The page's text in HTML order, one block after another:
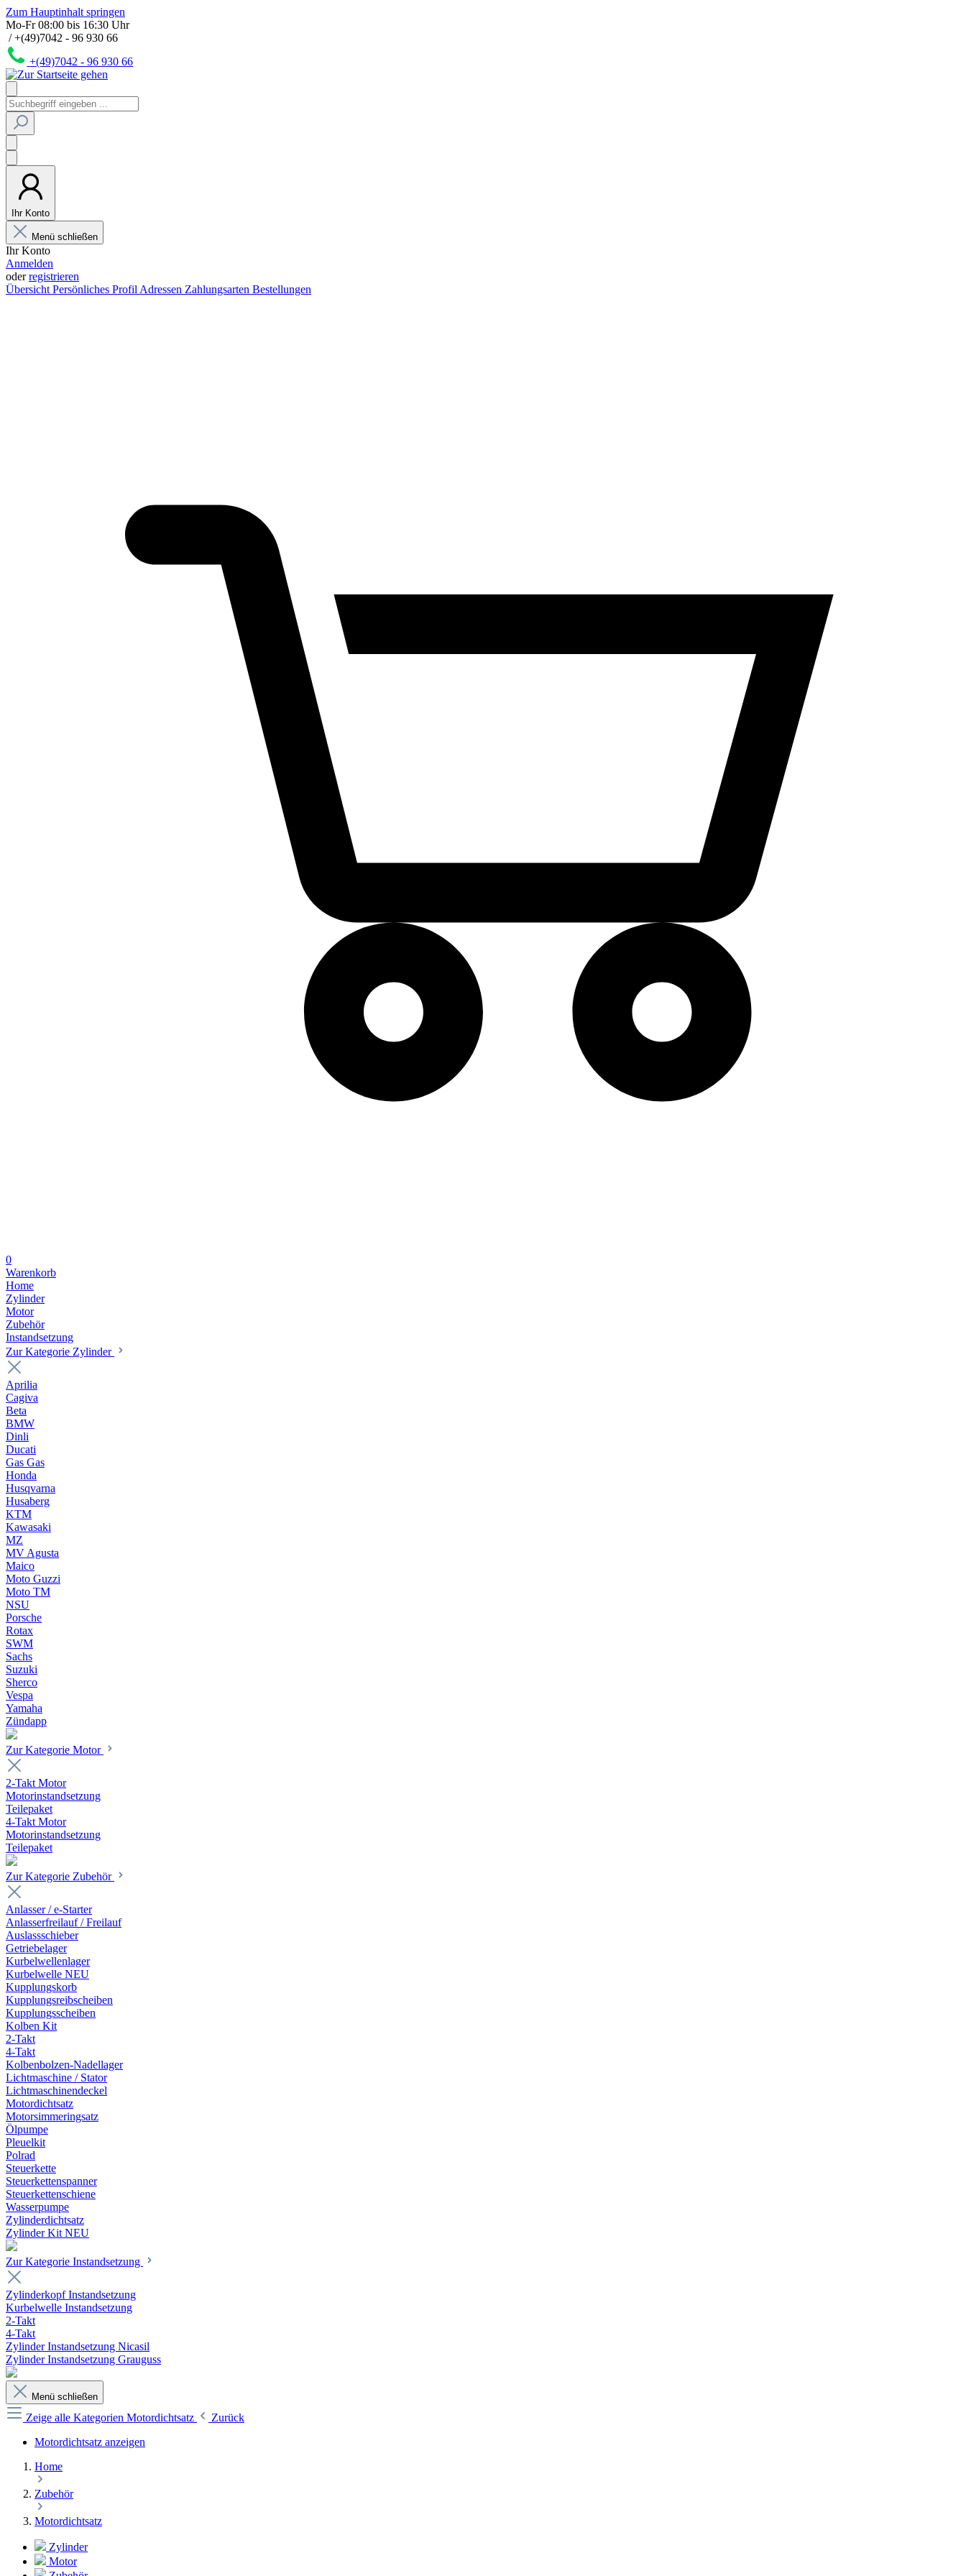
Zum Hauptinhalt springen
Mo-Fr 08:00 bis 16:30 Uhr
/ +(49)7042 - 96 930 66
+(49)7042 - 96 930 66
Ihr Konto
Menü schließen
Ihr Konto
Anmelden
oderregistrieren
Übersicht Persönliches Profil Adressen Zahlungsarten Bestellungen
0
Warenkorb
Home
Zylinder
Motor
Zubehör
Instandsetzung
Zur Kategorie Zylinder
Aprilia
Cagiva
Beta
BMW
Dinli
Ducati
Gas Gas
Honda
Husqvarna
Husaberg
KTM
Kawasaki
MZ
MV Agusta
Maico
Moto Guzzi
Moto TM
NSU
Porsche
Rotax
SWM
Sachs
Suzuki
Sherco
Vespa
Yamaha
Zündapp
Zur Kategorie Motor
2-Takt Motor
Motorinstandsetzung
Teilepaket
4-Takt Motor
Motorinstandsetzung
Teilepaket
Zur Kategorie Zubehör
Anlasser / e-Starter
Anlasserfreilauf / Freilauf
Auslassschieber
Getriebelager
Kurbelwellenlager
Kurbelwelle NEU
Kupplungskorb
Kupplungsreibscheiben
Kupplungsscheiben
Kolben Kit
2-Takt
4-Takt
Kolbenbolzen-Nadellager
Lichtmaschine / Stator
Lichtmaschinendeckel
Motordichtsatz
Motorsimmeringsatz
Ölpumpe
Pleuelkit
Polrad
Steuerkette
Steuerkettenspanner
Steuerkettenschiene
Wasserpumpe
Zylinderdichtsatz
Zylinder Kit NEU
Zur Kategorie Instandsetzung
Zylinderkopf Instandsetzung
Kurbelwelle Instandsetzung
2-Takt
4-Takt
Zylinder Instandsetzung Nicasil
Zylinder Instandsetzung Grauguss
Menü schließen
Zeige alle Kategorien Motordichtsatz
Zurück
Motordichtsatz anzeigen
Home
Zubehör
Motordichtsatz
Zylinder
Motor